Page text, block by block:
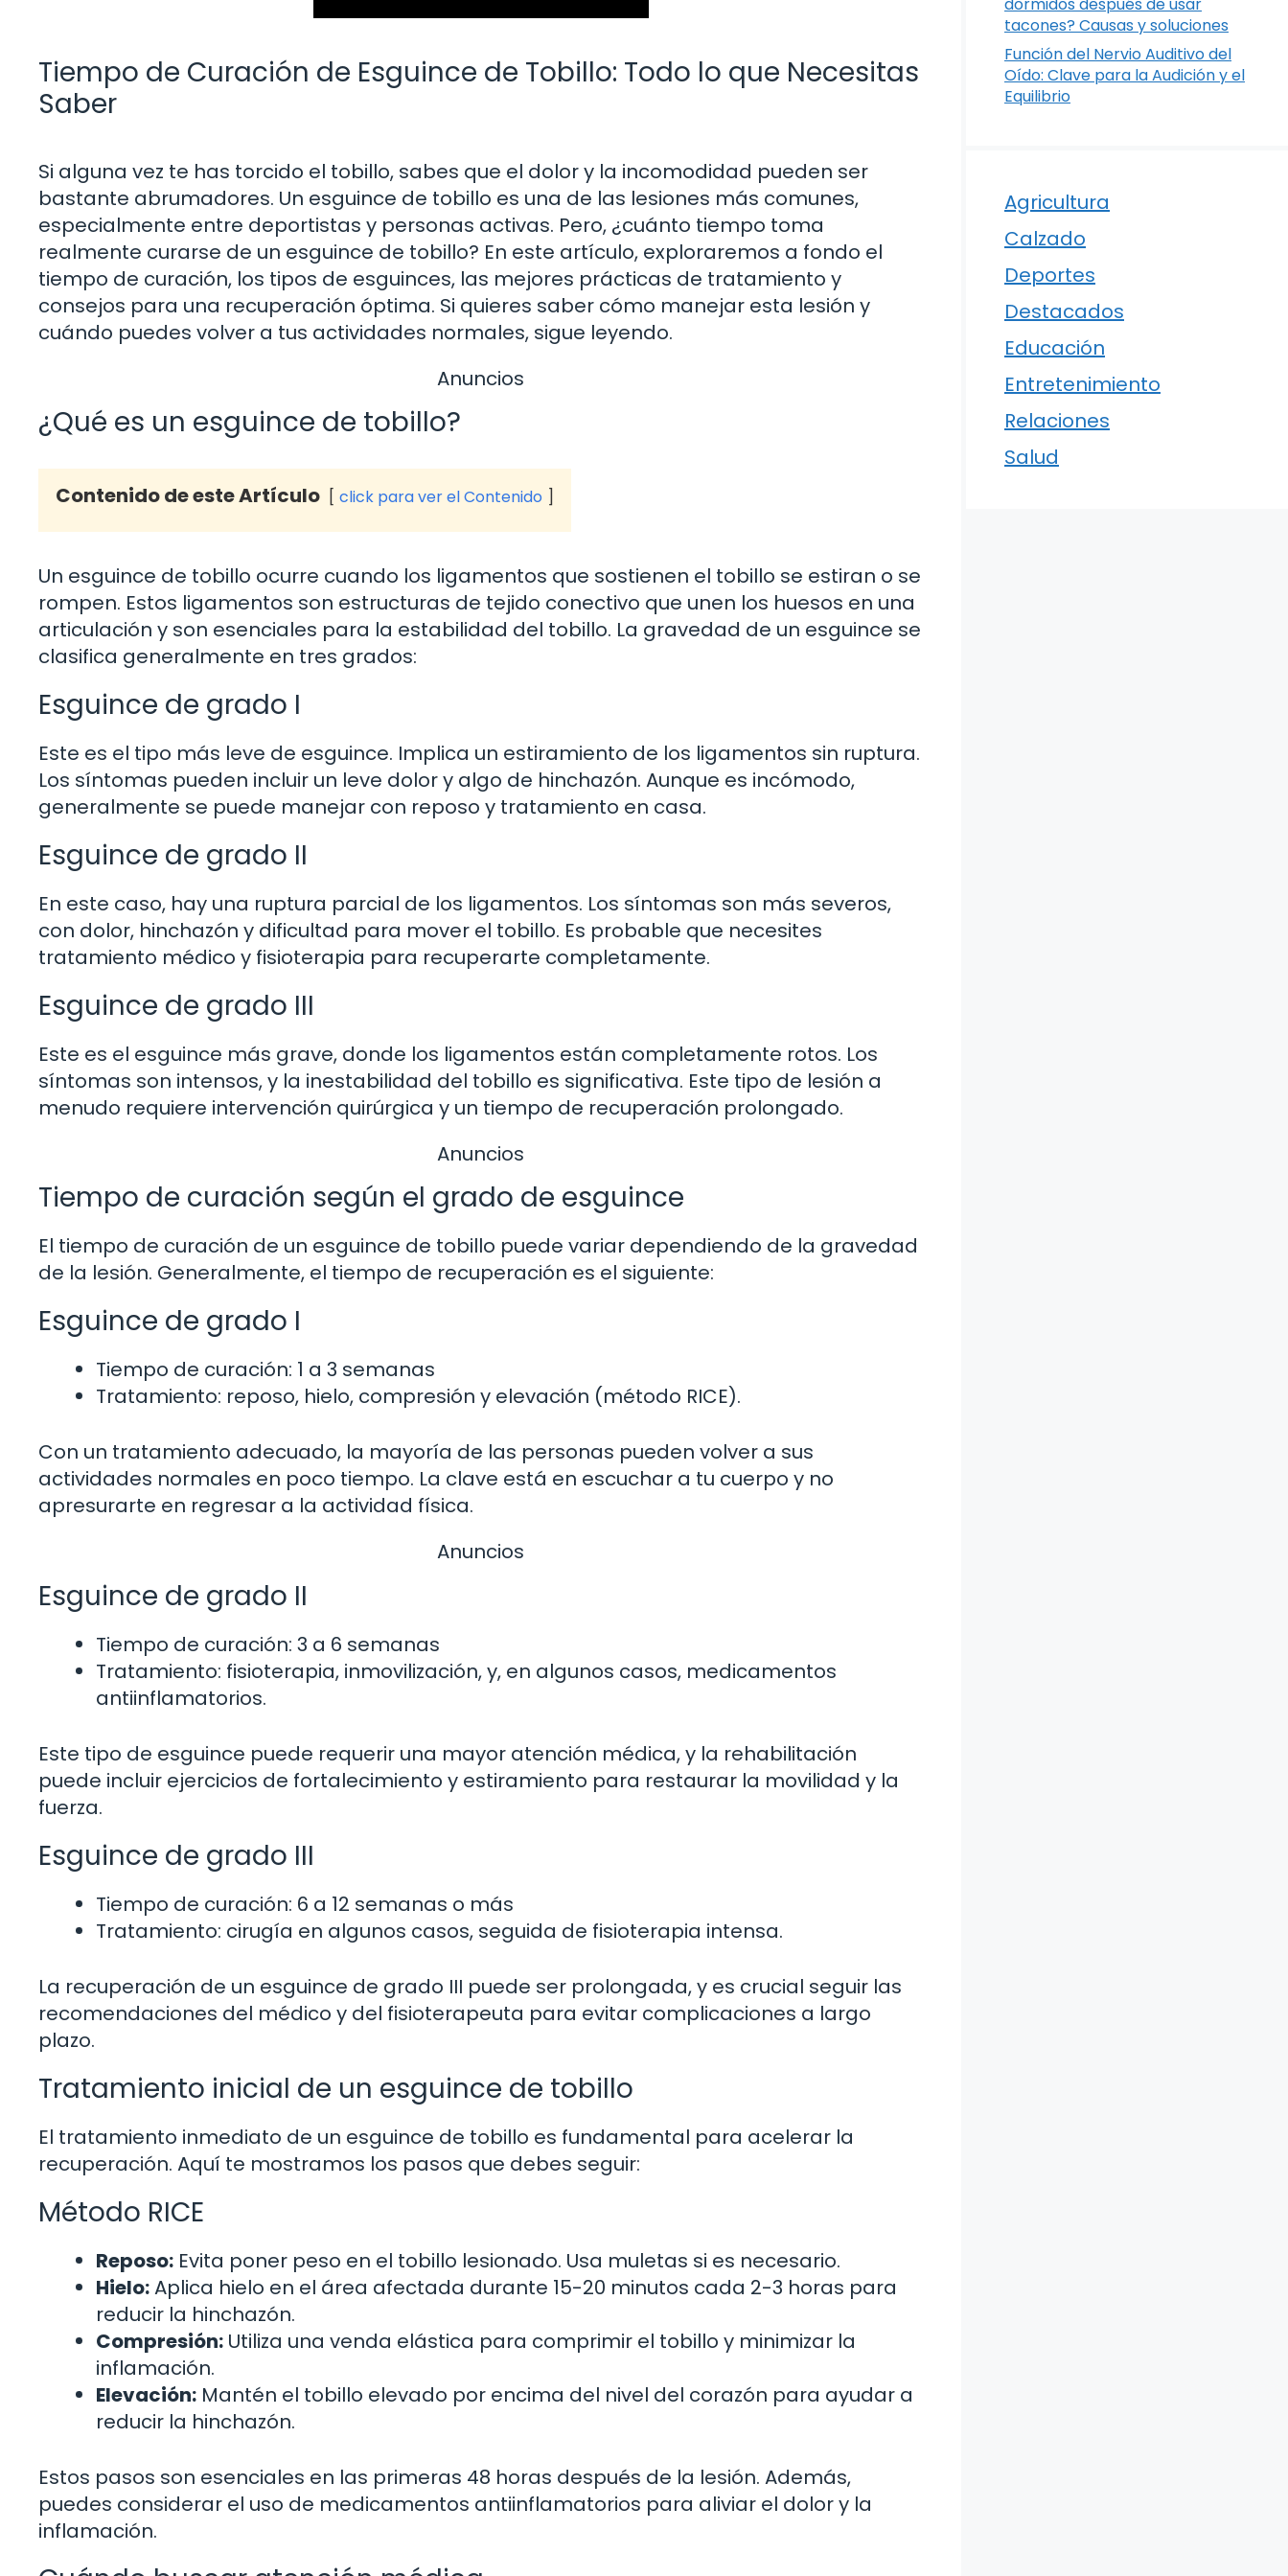
Tiempo de Curación de Esguince de Tobillo: Todo lo que Necesitas
Saber
Si alguna vez te has torcido el tobillo, sabes que el dolor y la incomodidad pueden ser
bastante abrumadores. Un esguince de tobillo es una de las lesiones más comunes,
especialmente entre deportistas y personas activas. Pero, ¿cuánto tiempo toma
realmente curarse de un esguince de tobillo? En este artículo, exploraremos a fondo el
tiempo de curación, los tipos de esguinces, las mejores prácticas de tratamiento y
consejos para una recuperación óptima. Si quieres saber cómo manejar esta lesión y
cuándo puedes volver a tus actividades normales, sigue leyendo.
Anuncios
¿Qué es un esguince de tobillo?
Contenido de este Artículo click para ver el Contenido
Un esguince de tobillo ocurre cuando los ligamentos que sostienen el tobillo se estiran o se
rompen. Estos ligamentos son estructuras de tejido conectivo que unen los huesos en una
articulación y son esenciales para la estabilidad del tobillo. La gravedad de un esguince se
clasifica generalmente en tres grados:
Esguince de grado I
Este es el tipo más leve de esguince. Implica un estiramiento de los ligamentos sin ruptura.
Los síntomas pueden incluir un leve dolor y algo de hinchazón. Aunque es incómodo,
generalmente se puede manejar con reposo y tratamiento en casa.
Esguince de grado II
En este caso, hay una ruptura parcial de los ligamentos. Los síntomas son más severos,
con dolor, hinchazón y dificultad para mover el tobillo. Es probable que necesites
tratamiento médico y fisioterapia para recuperarte completamente.
Esguince de grado III
Este es el esguince más grave, donde los ligamentos están completamente rotos. Los
síntomas son intensos, y la inestabilidad del tobillo es significativa. Este tipo de lesión a
menudo requiere intervención quirúrgica y un tiempo de recuperación prolongado.
Anuncios
Tiempo de curación según el grado de esguince
El tiempo de curación de un esguince de tobillo puede variar dependiendo de la gravedad
de la lesión. Generalmente, el tiempo de recuperación es el siguiente:
Esguince de grado I
Tiempo de curación: 1 a 3 semanas
Tratamiento: reposo, hielo, compresión y elevación (método RICE).
Con un tratamiento adecuado, la mayoría de las personas pueden volver a sus
actividades normales en poco tiempo. La clave está en escuchar a tu cuerpo y no
apresurarte en regresar a la actividad física.
Anuncios
Esguince de grado II
Tiempo de curación: 3 a 6 semanas
Tratamiento: fisioterapia, inmovilización, y, en algunos casos, medicamentos
antiinflamatorios.
Este tipo de esguince puede requerir una mayor atención médica, y la rehabilitación
puede incluir ejercicios de fortalecimiento y estiramiento para restaurar la movilidad y la
fuerza.
Esguince de grado III
Tiempo de curación: 6 a 12 semanas o más
Tratamiento: cirugía en algunos casos, seguida de fisioterapia intensa.
La recuperación de un esguince de grado III puede ser prolongada, y es crucial seguir las
recomendaciones del médico y del fisioterapeuta para evitar complicaciones a largo
plazo.
Tratamiento inicial de un esguince de tobillo
El tratamiento inmediato de un esguince de tobillo es fundamental para acelerar la
recuperación. Aquí te mostramos los pasos que debes seguir:
Método RICE
Reposo: Evita poner peso en el tobillo lesionado. Usa muletas si es necesario.
Hielo:Aplica hielo en el área afectada durante 15-20 minutos cada 2-3 horas para
reducir la hinchazón.
Compresión: Utiliza una venda elástica para comprimir el tobillo y minimizar la
inflamación.
Elevación: Mantén el tobillo elevado por encima del nivel del corazón para ayudar a
reducir la hinchazón.
Estos pasos son esenciales en las primeras 48 horas después de la lesión. Además,
puedes considerar el uso de medicamentos antiinflamatorios para aliviar el dolor y la
inflamación.
tacones? Causas y soluciones
Función del Nervio Auditivo del
Oído: Clave para la Audición y el
Equilibrio
Agricultura
Calzado
Deportes
Destacados
Educación
Entretenimiento
Relaciones
Salud